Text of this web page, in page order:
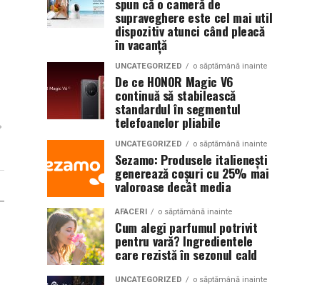
supraveghere este cel mai util
dispozitiv atunci când pleacă
în vacanță
UNCATEGORIZED o săptămână inainte
De ce HONOR Magic V6
continuă să stabilească
standardul în segmentul
telefoanelor pliabile
UNCATEGORIZED o săptămână inainte
Sezamo: Produsele italienești
generează coșuri cu 25% mai
valoroase decât media
AFACERI o săptămână inainte
Cum alegi parfumul potrivit
pentru vară? Ingredientele
care rezistă în sezonul cald
UNCATEGORIZED o săptămână inainte